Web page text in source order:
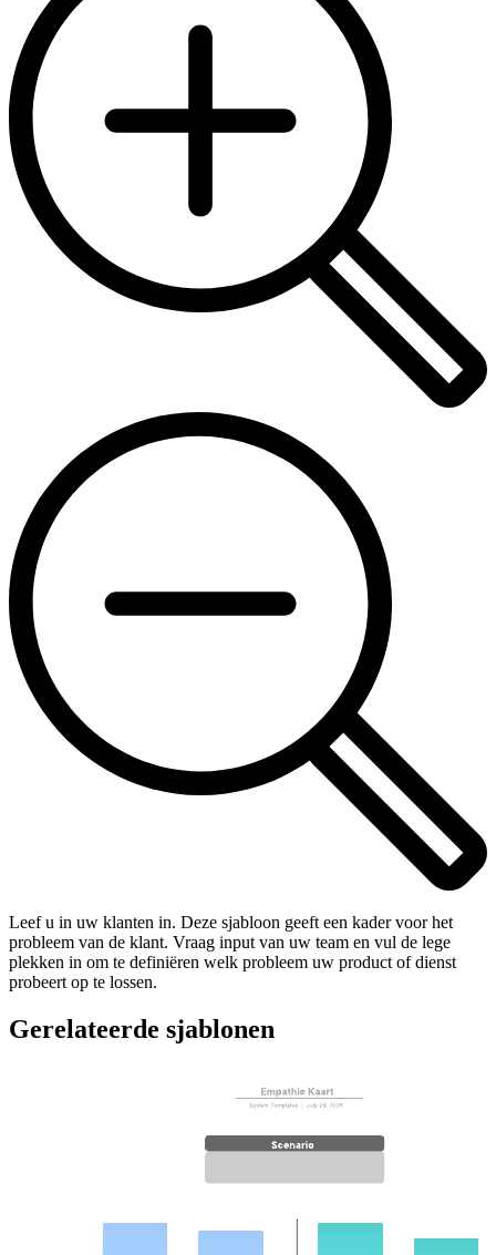
Leef u in uw klanten in. Deze sjabloon geeft een kader voor het
probleem van de klant. Vraag input van uw team en vul de lege
plekken in om te definiëren welk probleem uw product of dienst
probeert op te lossen.
Gerelateerde sjablonen